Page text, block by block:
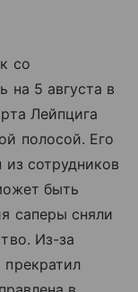
со
на 5 августа в
Лейпцига
полосой. Его
сотрудников
быть
саперы сняли
Из-за